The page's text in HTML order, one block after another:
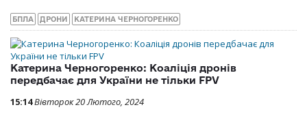
БПЛА ДРОНИ КАТЕРИНА ЧЕРНОГОРЕНКО
Катерина Черногоренко: Коаліція дронів
передбачає для України не тільки FPV
15:14Вівторок 20 Лютого, 2024